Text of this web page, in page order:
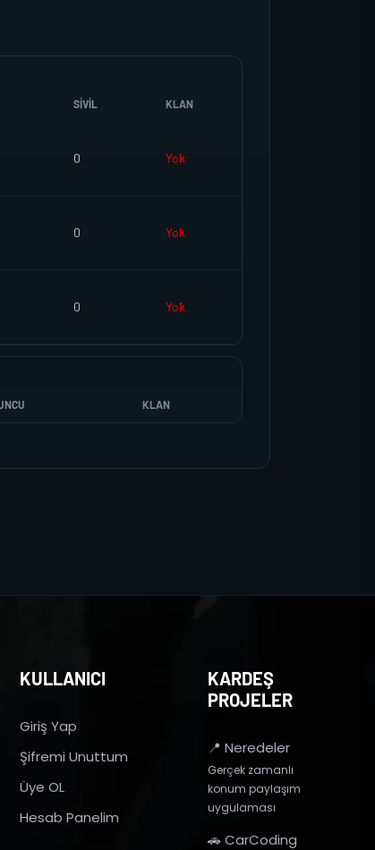
SIVIL KLAN
0 Yok
0 Yok
0 Yok
KLAN
KULLANICI
Giriş Yap
Şifremi Unuttum
Üye OL
Hesab Panelim
KARDEŞ
PROJELER
📍 Neredeler
Gerçek zamanlı
konum paylaşım
uygulaması
🚗 CarCoding